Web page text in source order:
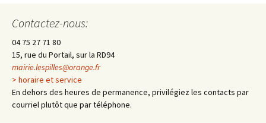
des
articles
Contactez-nous:
04 75 27 71 80
15, rue du Portail, sur la RD94
mairie.lespilles@orange.fr
> horaire et service
En dehors des heures de permanence, privilégiez les contacts par
courriel plutôt que par téléphone.